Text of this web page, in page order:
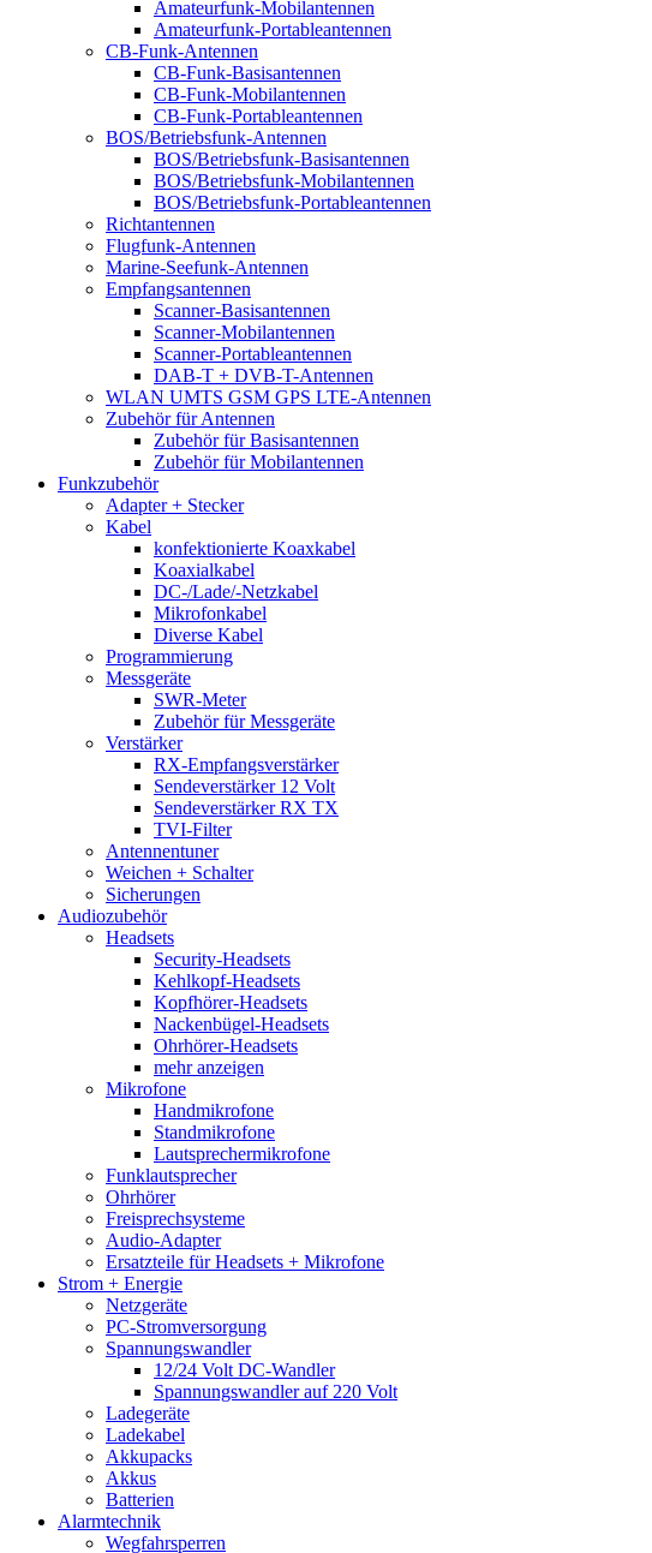
Amateurfunk-Mobilantennen
Amateurfunk-Portableantennen
CB-Funk-Antennen
CB-Funk-Basisantennen
CB-Funk-Mobilantennen
CB-Funk-Portableantennen
BOS/Betriebsfunk-Antennen
BOS/Betriebsfunk-Basisantennen
BOS/Betriebsfunk-Mobilantennen
BOS/Betriebsfunk-Portableantennen
Richtantennen
Flugfunk-Antennen
Marine-Seefunk-Antennen
Empfangsantennen
Scanner-Basisantennen
Scanner-Mobilantennen
Scanner-Portableantennen
DAB-T + DVB-T-Antennen
WLAN UMTS GSM GPS LTE-Antennen
Zubehör für Antennen
Zubehör für Basisantennen
Zubehör für Mobilantennen
Funkzubehör
Adapter + Stecker
Kabel
konfektionierte Koaxkabel
Koaxialkabel
DC-/Lade/-Netzkabel
Mikrofonkabel
Diverse Kabel
Programmierung
Messgeräte
SWR-Meter
Zubehör für Messgeräte
Verstärker
RX-Empfangsverstärker
Sendeverstärker 12 Volt
Sendeverstärker RX TX
TVI-Filter
Antennentuner
Weichen + Schalter
Sicherungen
Audiozubehör
Headsets
Security-Headsets
Kehlkopf-Headsets
Kopfhörer-Headsets
Nackenbügel-Headsets
Ohrhörer-Headsets
mehr anzeigen
Mikrofone
Handmikrofone
Standmikrofone
Lautsprechermikrofone
Funklautsprecher
Ohrhörer
Freisprechsysteme
Audio-Adapter
Ersatzteile für Headsets + Mikrofone
Strom + Energie
Netzgeräte
PC-Stromversorgung
Spannungswandler
12/24 Volt DC-Wandler
Spannungswandler auf 220 Volt
Ladegeräte
Ladekabel
Akkupacks
Akkus
Batterien
Alarmtechnik
Wegfahrsperren